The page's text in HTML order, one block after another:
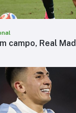
campo, Real